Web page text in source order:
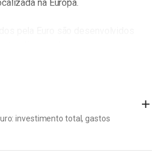
na Europa.
tendências da moda, garantindo
tenham sempre acesso aos itens
os itens passam por
antes de chegarem às
investimento total, gastos